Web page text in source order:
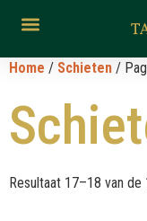
Home / Schieten /
Resultaat 17–18 van